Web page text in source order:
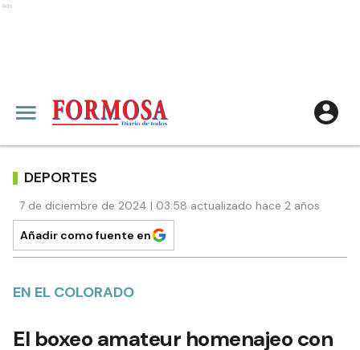
Ads
DEPORTES
7 de diciembre de 2024 | 03:58 actualizado hace 2 años
Añadir como fuente en
EN EL COLORADO
El boxeo amateur homenajeo con